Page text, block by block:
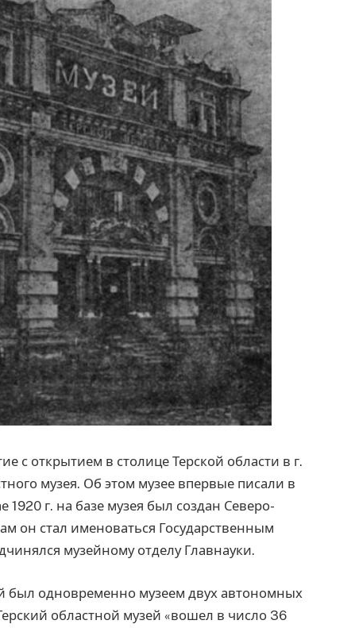
с открытием в столице Терской области в г.
музея. Об этом музее впервые писали в
1920 г. на базе музея был создан Северо-
он стал именоваться Государственным
музейному отделу Главнауки.
был одновременно музеем двух автономных
областной музей «вошел в число 36